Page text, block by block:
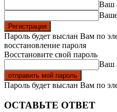
Ваш
Пароль будет выслан Вам по
восстановление пароля
Восстановите свой пароль
Ваш
Пароль будет выслан Вам по
ОСТАВЬТЕ ОТВЕТ